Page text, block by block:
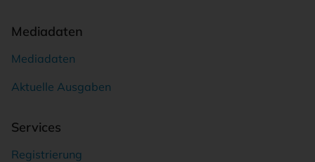
Mediadaten
Mediadaten
Aktuelle Ausgaben
Services
Registrierung